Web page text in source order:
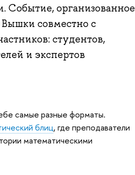
Событие, организованное
совместно с
студентов,
и экспертов
самые разные форматы.
блиц, где преподаватели
математическими